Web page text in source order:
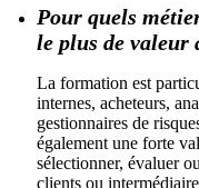
Pour quels
le plus de valeur
La formation est
internes, acheteurs,
gestionnaires de
également une forte
sélectionner, évaluer
clients ou